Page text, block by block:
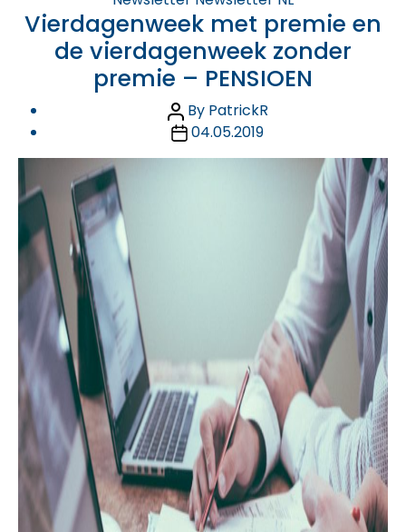
Vierdagenweek met premie en
de vierdagenweek zonder
premie – PENSIOEN
Post
author
By PatrickR
Post
date
04.05.2019